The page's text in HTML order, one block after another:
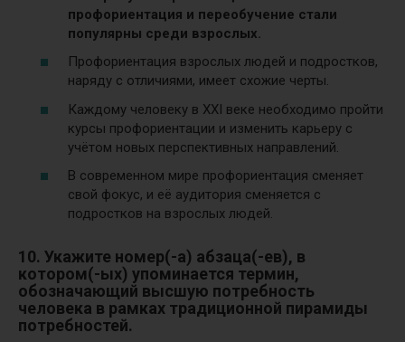
профориентация и переобучение стали
популярны среди взрослых.
Профориентация взрослых людей и подростков,
наряду с отличиями, имеет схожие черты.
Каждому человеку в XXI веке необходимо пройти
курсы профориентации и изменить карьеру с
учётом новых перспективных направлений.
В современном мире профориентация сменяет
свой фокус, и её аудитория сменяется с
подростков на взрослых людей.
10. Укажите номер(-а) абзаца(-ев), в
котором(-ых) упоминается термин,
обозначающий высшую потребность
человека в рамках традиционной пирамиды
потребностей.